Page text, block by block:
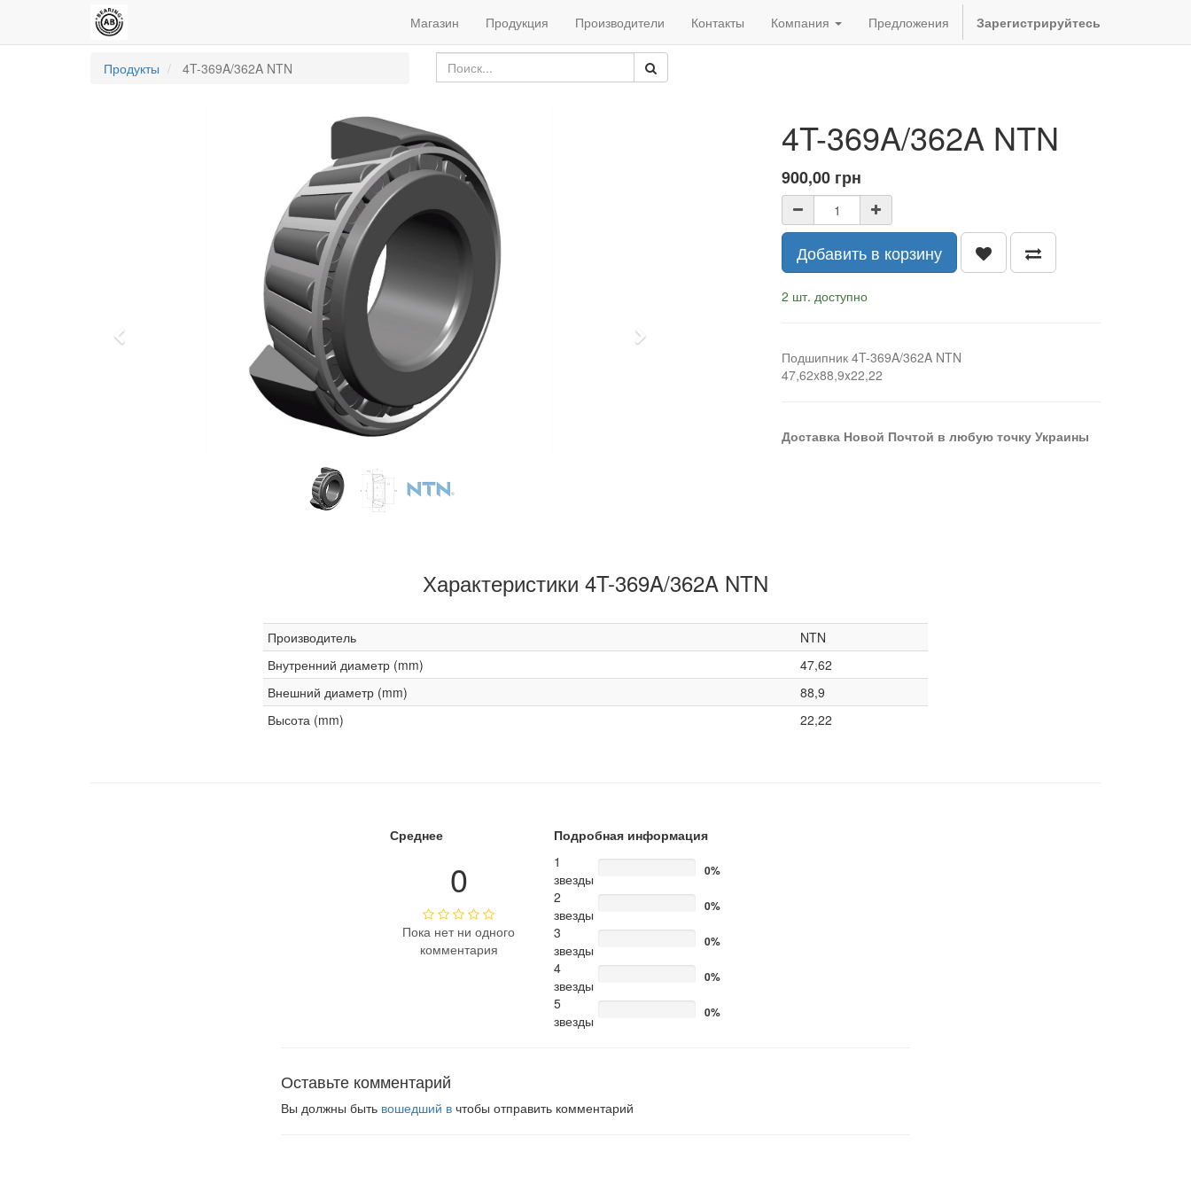
Магазин Продукция Производители Контакты Компания Предложения Зарегистрируйтесь
Продукты 4T-369A/362A NTN
Next
4T-369A/362A NTN
900,00 грн
Добавить в корзину
2 шт. доступно
Подшипник 4T-369A/362A NTN
47,62x88,9x22,22
Доставка Новой Почтой в любую точку Украины
Характеристики 4T-369A/362A NTN
Производитель
NTN
Внутренний диаметр (mm)
47,62
Внешний диаметр (mm)
88,9
Высота (mm)
22,22
Среднее
0
Пока нет ни одного
комментария
Подробная информация
1
звезды
0%
2
звезды
0%
3
звезды
0%
4
звезды
0%
5
звезды
0%
Оставьте комментарий
Вы должны быть вошедший в чтобы отправить комментарий